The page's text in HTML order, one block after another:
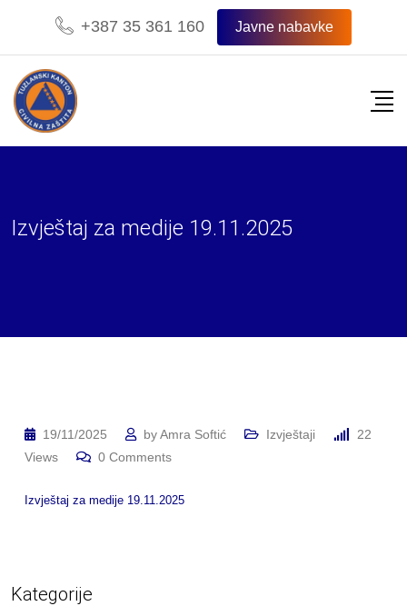
content
+387 35 361 160 Javne nabavke
Izvještaj za medije 19.11.2025
19/11/2025 byAmra Softić Izvještaji
22
Views
0 Comments
Izvještaj za medije 19.11.2025
Kategorije